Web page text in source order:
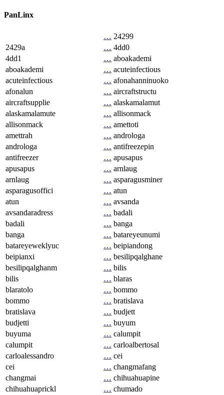
PanLinx
… 24299
2429a
… 4dd0
4dd1
… aboakademi
aboakademi
… acuteinfectious
acuteinfectious
… afonahanninuoko
afonalun
… aircraftstructu
aircraftsupplie
… alaskamalamut
alaskamalamute
… allisonmack
allisonmack
… amettoti
amettrah
… androloga
androloga
… antifreezepin
antifreezer
… apusapus
apusapus
… arnlaug
arnlaug
… asparagusminer
asparagusoffici
… atun
atun
… avsanda
avsandaradress
… badali
badali
… banga
banga
… batareyeunumi
batareyeweklyuc
… beipiandong
beipianxi
… besilipqalghane
besilipqalghanm
… bilis
bilis
… blaras
blaratolo
… bommo
bommo
… bratislava
bratislava
… budjett
budjetti
… buyum
buyuma
… calumpit
calumpit
… carloalbertosal
carloalessandro
… cei
cei
… changmafang
changmai
… chihuahuapine
chihuahuaprickl
… chumado